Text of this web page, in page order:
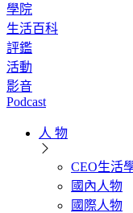
學院
生活百科
評鑑
活動
影音
Podcast
人 物
CEO生活
國內人物
國際人物